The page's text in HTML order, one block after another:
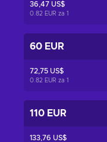
36,47 US$
0.82 EUR za 1
60 EUR
72,75 US$
0.82 EUR za 1
110 EUR
133,76 US$